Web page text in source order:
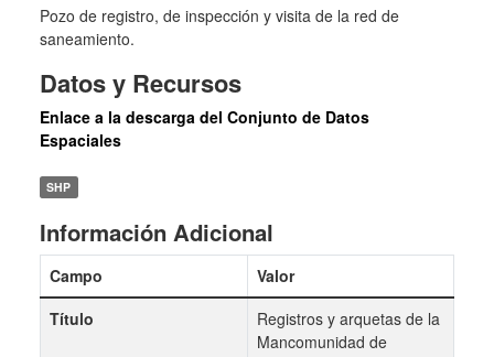
Pozo de registro, de inspección y visita de la red de
saneamiento.
Datos y Recursos
Enlace a la descarga del Conjunto de Datos
Espaciales
SHP
Información Adicional
Campo
Valor
Título
Registros y arquetas de la
Mancomunidad de